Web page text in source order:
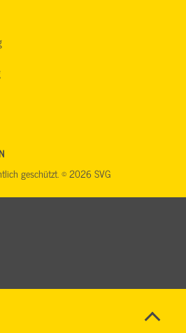
geschützt. © 2026 SVG